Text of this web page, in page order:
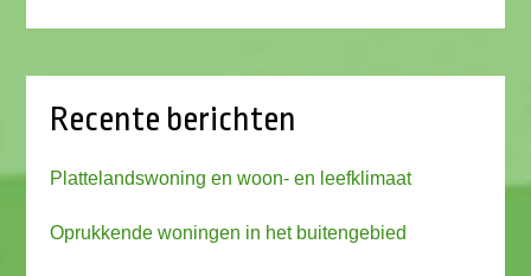
Recente berichten
Plattelandswoning en woon- en leefklimaat
Oprukkende woningen in het buitengebied